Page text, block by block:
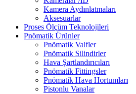
Kamera Aydınlatmaları
Aksesuarlar
Proses Ölçüm Teknolojileri
Pnömatik Ürünler
Pnömatik Valfler
Pnömatik Silindirler
Hava Şartlandırıcıları
Pnömatik Fittingsler
Pnömatik Hava Hortumları
Pistonlu Vanalar